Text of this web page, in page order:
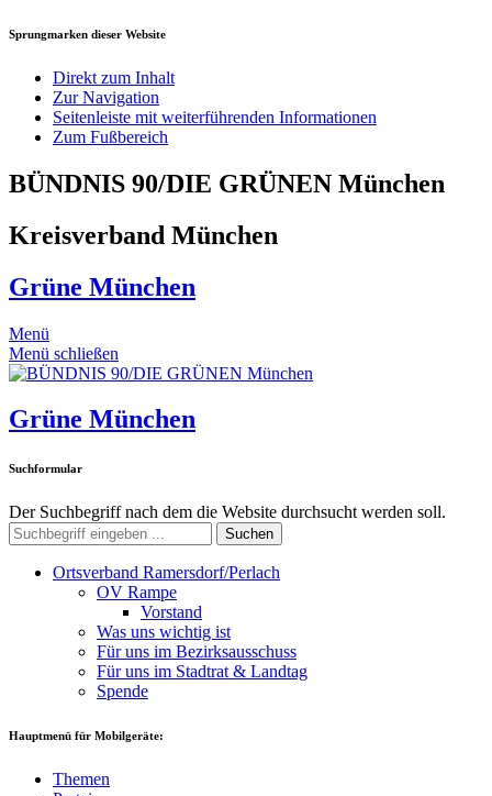
Sprungmarken dieser Website
Direkt zum Inhalt
Zur Navigation
Seitenleiste mit weiterführenden Informationen
Zum Fußbereich
BÜNDNIS 90/DIE GRÜNEN München
Kreisverband München
Grüne München
Menü
Menü schließen
Grüne München
Suchformular
Der Suchbegriff nach dem die Website durchsucht werden soll.
Suchen
Ortsverband Ramersdorf/Perlach
OV Rampe
Vorstand
Was uns wichtig ist
Für uns im Bezirksausschuss
Für uns im Stadtrat & Landtag
Spende
Hauptmenü für Mobilgeräte:
Themen